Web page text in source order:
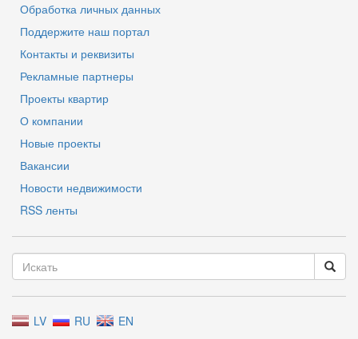
Обработка личных данных
Поддержите наш портал
Контакты и реквизиты
Рекламные партнеры
Проекты квартир
О компании
Новые проекты
Вакансии
Новости недвижимости
RSS ленты
LV RU EN